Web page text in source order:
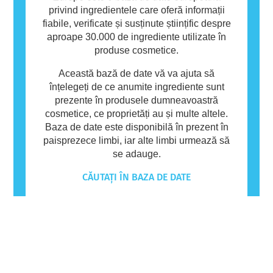
privind ingredientele care oferă informații
fiabile, verificate și susținute științific despre
aproape 30.000 de ingrediente utilizate în
produse cosmetice.
Această bază de date vă va ajuta să
înțelegeți de ce anumite ingrediente sunt
prezente în produsele dumneavoastră
cosmetice, ce proprietăți au și multe altele.
Baza de date este disponibilă în prezent în
paisprezece limbi, iar alte limbi urmează să
se adauge.
CĂUTAȚI ÎN BAZA DE DATE